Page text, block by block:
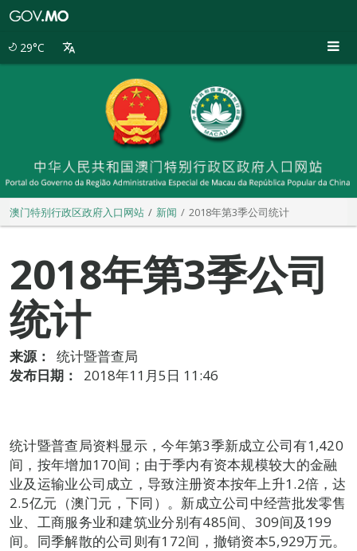
29°C
澳门特别行政区政府入口网站 新闻 2018年第3季公司统计
2018年第3季公司
统计
来源：
统计暨普查局
发布日期：
2018年11月5日 11:46
统计暨普查局资料显示，今年第3季新成立公司有1,420
间，按年增加170间；由于季内有资本规模较大的金融
业及运输业公司成立，导致注册资本按年上升1.2倍，达
2.5亿元（澳门元，下同）。新成立公司中经营批发零售
业、工商服务业和建筑业分别有485间、309间及199
间。同季解散的公司则有172间，撤销资本5,929万元。